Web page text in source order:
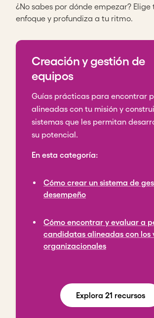
¿No sabes por dónde empezar?
enfoque y profundiza a tu ritmo.
Creación y gestión de
equipos
Guías prácticas para encontrar
alineadas con tu misión y
sistemas que les permitan
su potencial.
En esta categoría:
Cómo crear un sistema de
desempeño
Cómo encontrar y evaluar a
candidatas alineadas con los
organizacionales
Explora 21 recursos